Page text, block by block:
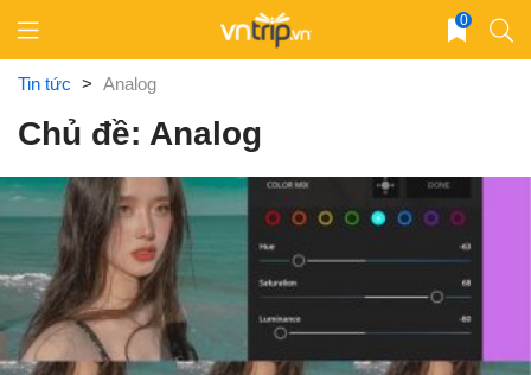
content
0
Tin tức > Analog
Chủ đề: Analog